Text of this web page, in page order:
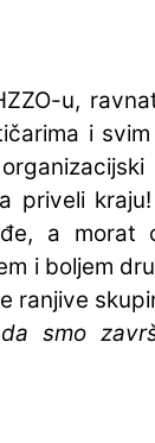
u,
i
priveli
a morat
i boljem
ranjive
smo